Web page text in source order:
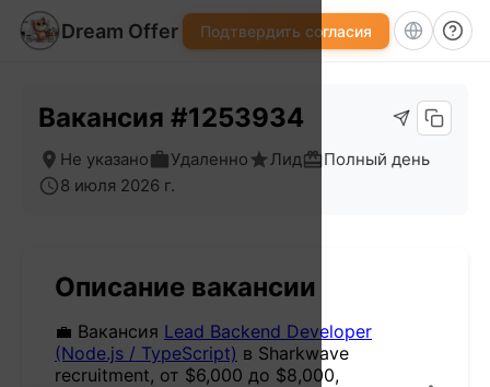
Dream Offer Подтвердить согласия
Вакансия #1253934
Не указано Удаленно Лид
Полный день
8 июля 2026 г.
Описание вакансии
💼 Вакансия Lead Backend Developer
(Node.js / TypeScript) в Sharkwave
recruitment, от $6,000 до $8,000,